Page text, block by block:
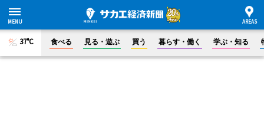
37°C 食べる 見る・遊ぶ 買う 暮らす・働く 学ぶ・知る